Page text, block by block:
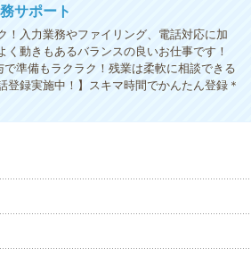
サポート
！入力業務やファイリング、電話対応に加
動きもあるバランスの良いお仕事です！
準備もラクラク！残業は柔軟に相談できる
録実施中！】スキマ時間でかんたん登録＊